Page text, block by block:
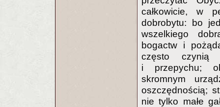
całkowicie, w
dobrobytu: bo
wszelkiego
bogactw i
często czynią
i przepychu;
skromnym
oszczędnością;
nie tylko małe